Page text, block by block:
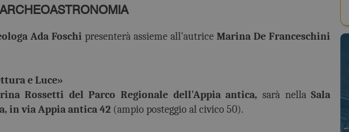
Ada Foschi presenterà assieme all'autrice Marina De Franceschini
e Luce»
Rossetti del Parco Regionale dell'Appia antica, sarà nellaSala
in via Appia antica 42 (ampio posteggio al civico 50).